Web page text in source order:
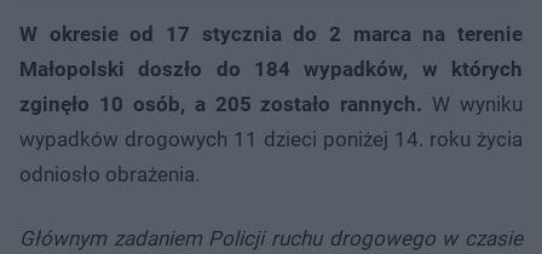
W okresie od 17 stycznia do 2 marca na terenie
Małopolski doszło do 184 wypadków, w których
zginęło 10 osób, a 205 zostało rannych. W wyniku
wypadków drogowych 11 dzieci poniżej 14. roku życia
odniosło obrażenia.
Głównym zadaniem Policji ruchu drogowego w czasie